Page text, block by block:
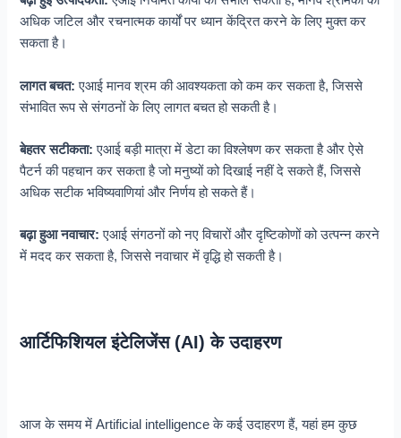
अधिक जटिल और रचनात्मक कार्यों पर ध्यान केंद्रित करने के लिए मुक्त कर
सकता है।
लागत बचत: एआई मानव श्रम की आवश्यकता को कम कर सकता है, जिससे
संभावित रूप से संगठनों के लिए लागत बचत हो सकती है।
बेहतर सटीकता: एआई बड़ी मात्रा में डेटा का विश्लेषण कर सकता है और ऐसे
पैटर्न की पहचान कर सकता है जो मनुष्यों को दिखाई नहीं दे सकते हैं, जिससे
अधिक सटीक भविष्यवाणियां और निर्णय हो सकते हैं।
बढ़ा हुआ नवाचार: एआई संगठनों को नए विचारों और दृष्टिकोणों को उत्पन्न करने
में मदद कर सकता है, जिससे नवाचार में वृद्धि हो सकती है।
आर्टिफिशियल इंटेलिजेंस (AI) के उदाहरण
आज के समय में Artificial intelligence के कई उदाहरण हैं, यहां हम कुछ